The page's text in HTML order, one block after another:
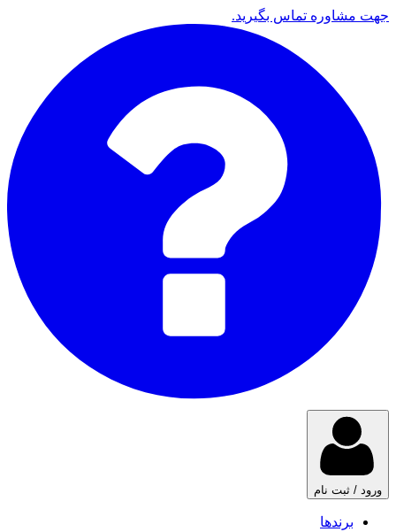
جهت مشاوره تماس بگیرید.
ورود / ثبت نام
برندها